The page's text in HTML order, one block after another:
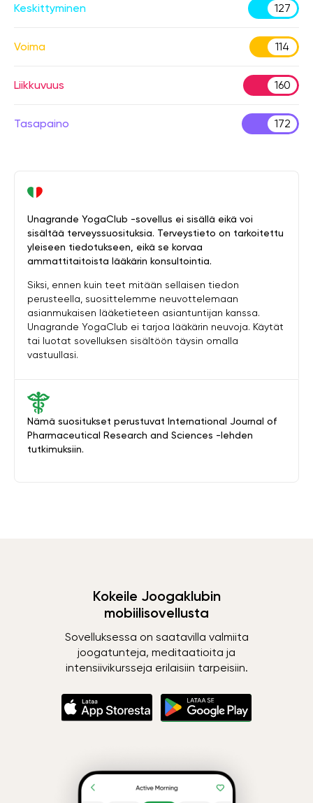
Keskittyminen 127
Voima 114
Liikkuvuus 160
Tasapaino 172
Nämä suositukset perustuvat International Journal of
Pharmaceutical Research and Sciences -lehden
tutkimuksiin.
Unagrande YogaClub -sovellus ei sisällä eikä voi
sisältää terveyssuosituksia. Terveystieto on tarkoitettu
yleiseen tiedotukseen, eikä se korvaa
ammattitaitoista lääkärin konsultointia.
Siksi, ennen kuin teet mitään sellaisen tiedon
perusteella, suosittelemme neuvottelemaan
asianmukaisen lääketieteen asiantuntijan kanssa.
Unagrande YogaClub ei tarjoa lääkärin neuvoja. Käytät
tai luotat sovelluksen sisältöön täysin omalla
vastuullasi.
Kokeile Joogaklubin
mobiilisovellusta
Sovelluksessa on saatavilla valmiita
joogatunteja, meditaatioita ja
intensiivikursseja erilaisiin tarpeisiin.